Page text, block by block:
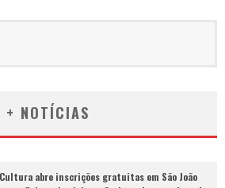
+ NOTÍCIAS
abre inscrições gratuitas em São João